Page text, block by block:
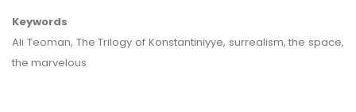
Keywords
Ali Teoman, The Trilogy of Konstantiniyye, surrealism, the space,
the marvelous